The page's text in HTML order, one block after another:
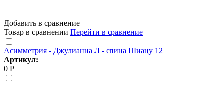
Добавить в сравнение
Товар в сравнении Перейти в сравнение
Асимметрия - Джулианна Л - спина Шиацу 12
Артикул:
0 Р